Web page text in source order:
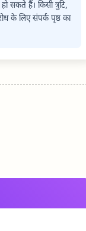
सकते हैं। किसी त्रुटि,
के लिए संपर्क पृष्ठ का